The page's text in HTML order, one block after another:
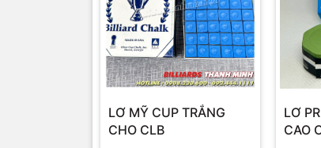
LƠ MỸ CUP TRẮNG
CHO CLB
LƠ
CAO